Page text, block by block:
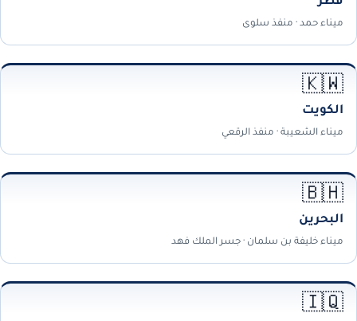
ميناء حمد · منفذ سلوى
🇰🇼
الكويت
ميناء الشعيبة · منفذ الرقعي
🇧🇭
البحرين
ميناء خليفة بن سلمان · جسر الملك فهد
🇮🇶